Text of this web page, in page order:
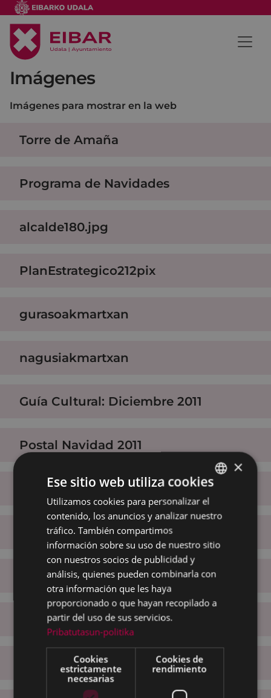
Imágenes
Imágenes para mostrar en la web
Torre de Amaña
Programa de Navidades
alcalde180.jpg
PlanEstrategico212pix
gurasoakmartxan
nagusiakmartxan
Guía Cultural: Diciembre 2011
Postal Navidad 2011
Miradas (Jose Vila)
Felipe Loiola
Juan.jpeg
Paulino.jpeg
pegorairudia.jpg
BASQUE
SPANISH
×
Ese sitio web utiliza cookies
Utilizamos cookies para personalizar el
contenido, los anuncios y analizar nuestro
tráfico. También compartimos
información sobre su uso de nuestro sitio
con nuestros socios de publicidad y
análisis, quienes pueden combinarla con
otra información que les haya
proporcionado o que hayan recopilado a
partir del uso de sus servicios.
Pribatutasun-politika
Cookies
estrictamente
necesarias
Cookies de
rendimiento